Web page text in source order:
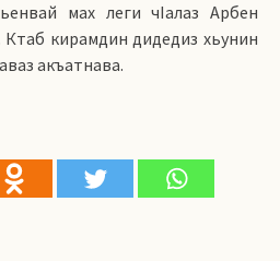
мах леги чIалаз Арбен
кирамдин дидедиз хьунин
акъатнава.